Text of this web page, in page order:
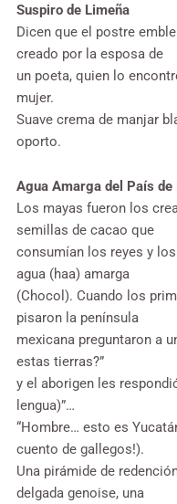
Suspiro de Limeña
Dicen que el postre
creado por la esposa de
un poeta, quien lo
mujer.
Suave crema de manjar
oporto.
Agua Amarga del País de
Los mayas fueron los
semillas de cacao que
consumían los reyes y
agua (haa) amarga
(Chocol). Cuando los
pisaron la península
mexicana preguntaron a
estas tierras?”
y el aborigen les
lengua)”…
“Hombre… esto es
cuento de gallegos!).
Una pirámide de
delgada genoise, una